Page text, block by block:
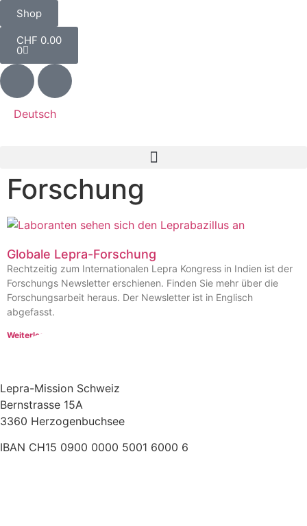
Shop
CHF 0.00
0
Deutsch
Forschung
Globale Lepra-Forschung
Rechtzeitig zum Internationalen Lepra Kongress in Indien ist der
Forschungs Newsletter erschienen. Finden Sie mehr über die
Forschungsarbeit heraus. Der Newsletter ist in Englisch
abgefasst.
Weiterlesen »
Lepra-Mission Schweiz
Bernstrasse 15A
3360 Herzogenbuchsee
IBAN CH15 0900 0000 5001 6000 6